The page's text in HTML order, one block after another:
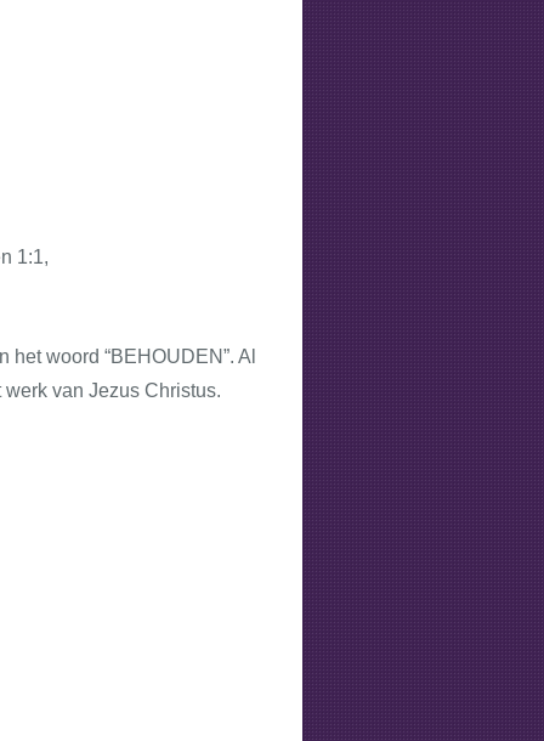
1:1,
woord “BEHOUDEN”. Al
van Jezus Christus.